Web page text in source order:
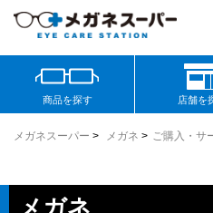
商品を探す 店舗を
メガネスーパー > メガネ > ご購入・サ
メガネ